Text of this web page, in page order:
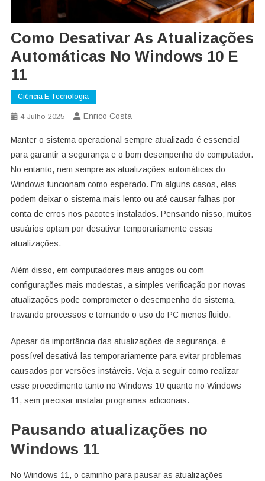
Como Desativar As Atualizações
Automáticas No Windows 10 E
11
Ciência E Tecnologia
4 Julho 2025 Enrico Costa
Manter o sistema operacional sempre atualizado é essencial
para garantir a segurança e o bom desempenho do computador.
No entanto, nem sempre as atualizações automáticas do
Windows funcionam como esperado. Em alguns casos, elas
podem deixar o sistema mais lento ou até causar falhas por
conta de erros nos pacotes instalados. Pensando nisso, muitos
usuários optam por desativar temporariamente essas
atualizações.
Além disso, em computadores mais antigos ou com
configurações mais modestas, a simples verificação por novas
atualizações pode comprometer o desempenho do sistema,
travando processos e tornando o uso do PC menos fluido.
Apesar da importância das atualizações de segurança, é
possível desativá-las temporariamente para evitar problemas
causados por versões instáveis. Veja a seguir como realizar
esse procedimento tanto no Windows 10 quanto no Windows
11, sem precisar instalar programas adicionais.
Pausando atualizações no
Windows 11
No Windows 11, o caminho para pausar as atualizações